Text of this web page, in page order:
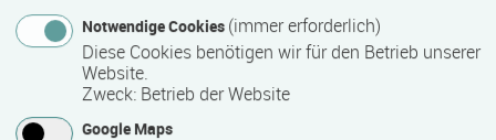
Nachricht *Notwendige Cookies (immer erforderlich)
Diese Cookies benötigen wir für den Betrieb unserer
Website.
Zweck: Betrieb der Website
Google Maps